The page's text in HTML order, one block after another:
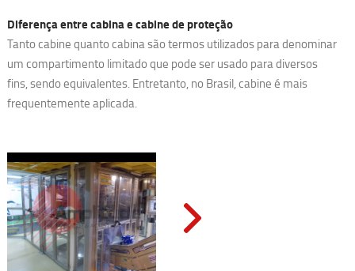
Diferença entre cabina e cabine de proteção
Tanto cabine quanto cabina são termos utilizados para denominar
um compartimento limitado que pode ser usado para diversos
fins, sendo equivalentes. Entretanto, no Brasil, cabine é mais
frequentemente aplicada.